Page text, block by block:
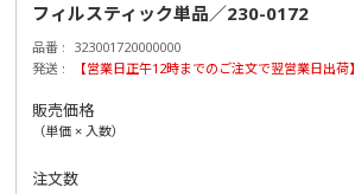
フィルスティック単品／230-0172
品番
323001720000000
発送
【営業日正午12時までのご注文で翌営業日出荷】
販売価格
（単価 × 入数）
注文数